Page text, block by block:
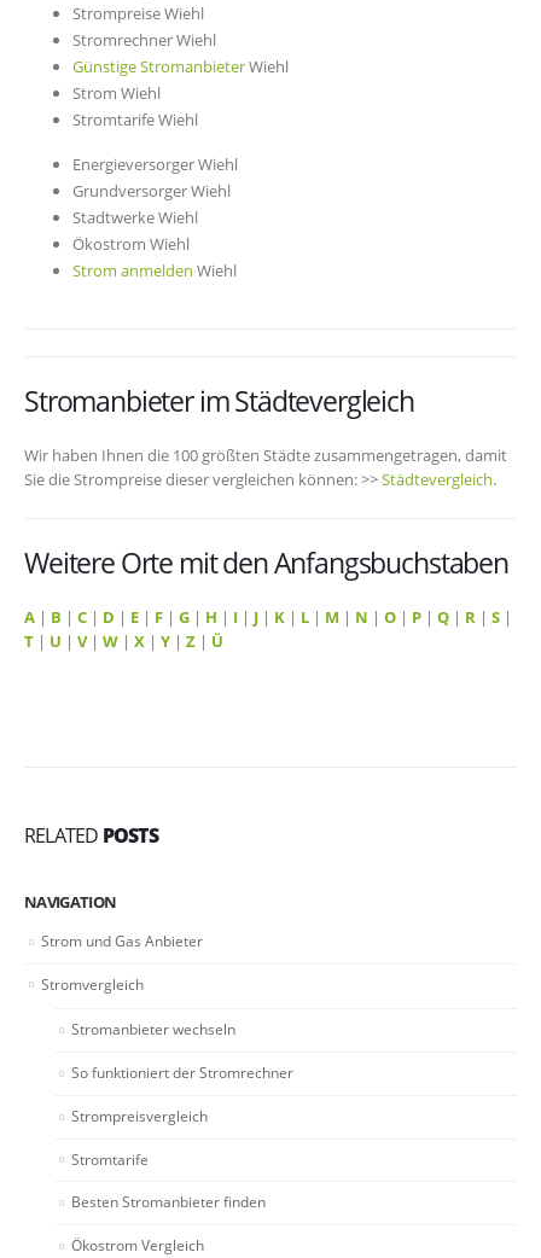
Strompreise Wiehl
Stromrechner Wiehl
Günstige StromanbieterWiehl
Strom Wiehl
Stromtarife Wiehl
Energieversorger Wiehl
Grundversorger Wiehl
Stadtwerke Wiehl
Ökostrom Wiehl
Strom anmelden Wiehl
Stromanbieter im Städtevergleich
Wir haben Ihnen die 100 größten Städte zusammengetragen, damit
Sie die Strompreise dieser vergleichen können: >>Städtevergleich.
Weitere Orte mit den Anfangsbuchstaben
A | B | C | D | E | F | G | H | I | J | K | L | M | N | O | P | Q | R | S |
T | U | V| W | X | Y | Z | Ü
RELATED POSTS
NAVIGATION
Strom und Gas Anbieter
Stromvergleich
Stromanbieter wechseln
So funktioniert der Stromrechner
Strompreisvergleich
Stromtarife
Besten Stromanbieter finden
Ökostrom Vergleich